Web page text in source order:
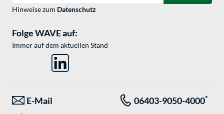
Hinweise zum Datenschutz
Folge WAVE auf:
Immer auf dem aktuellen Stand
E-Mail 06403-9050-4000*